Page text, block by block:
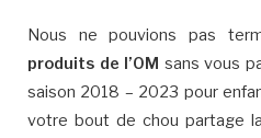
Nous ne pouvions pas
produits de l’OM sans vous
saison 2018 – 2023 pour
votre bout de chou partage